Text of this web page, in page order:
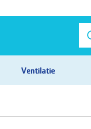
Ventilatie